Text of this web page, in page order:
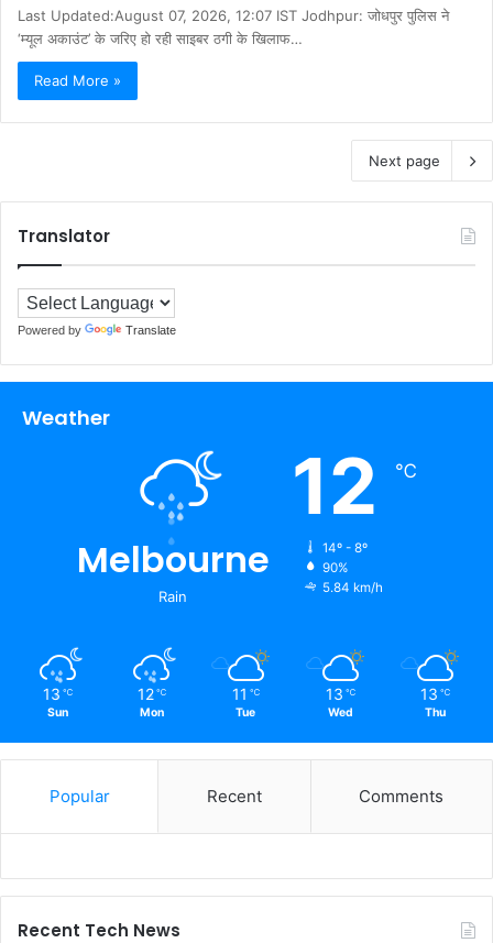
Last Updated:August 07, 2026, 12:07 IST Jodhpur: जोधपुर पुलिस ने
‘म्यूल अकाउंट’ के जरिए हो रही साइबर ठगी के खिलाफ…
Read More »
Next page
Translator
Powered by Translate
Weather
Melbourne
Rain
12 ℃
14º - 8º
90%
5.84 km/h
13 ℃
Sun
12 ℃
Mon
11 ℃
Tue
13 ℃
Wed
13 ℃
Thu
Popular Recent Comments
Recent Tech News